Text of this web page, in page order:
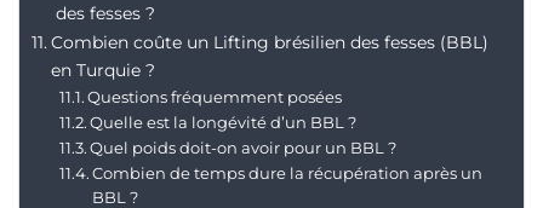
des fesses ?
Combien coûte un Lifting brésilien des fesses (BBL)
en Turquie ?
Questions fréquemment posées
Quelle est la longévité d’un BBL ?
Quel poids doit-on avoir pour un BBL ?
Combien de temps dure la récupération après un
BBL ?